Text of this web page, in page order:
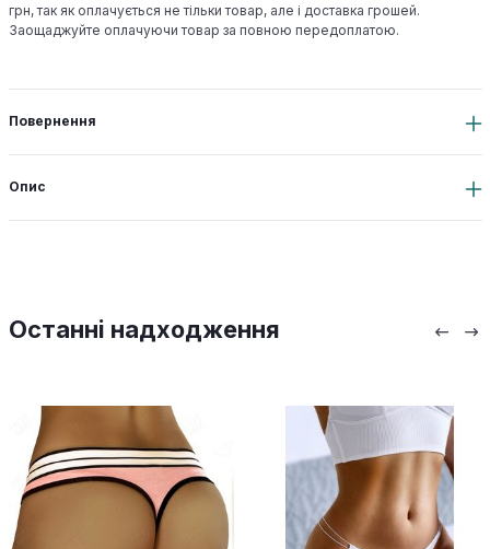
грн, так як оплачується не тільки товар, але і доставка грошей.
Заощаджуйте оплачуючи товар за повною передоплатою.
Повернення
Опис
Останні надходження